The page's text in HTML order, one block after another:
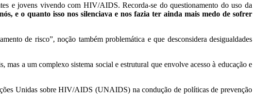
e jovens vivendo com HIV/AIDS. Recorda-se do questionamento do uso da
e o quanto isso nos silenciava e nos fazia ter ainda mais medo de sofrer
de risco”, noção também problemática e que desconsidera desigualdades
a um complexo sistema social e estrutural que envolve acesso à educação e
Unidas sobre HIV/AIDS (UNAIDS) na condução de políticas de prevenção